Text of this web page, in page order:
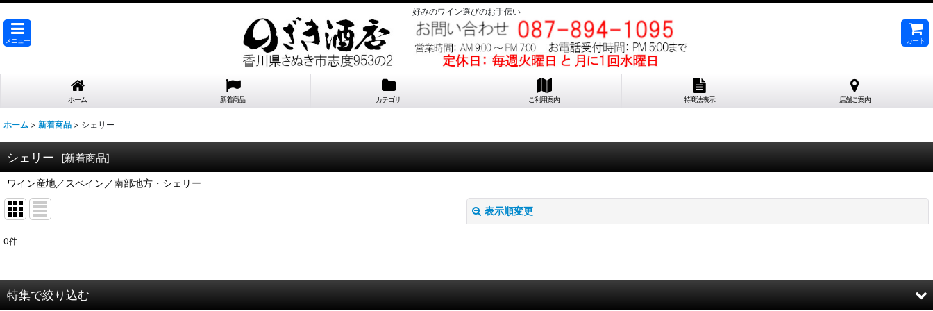
好みのワイン選びのお手伝い
メニュー カート
ホーム 新着商品 カテゴリ ご利用案内 特商法表示 店舗ご案内
ホーム > 新着商品 > シェリー
シェリー [新着商品]
ワイン産地／スペイン／南部地方・シェリー
表示順変更
在庫あり
0件
特集で絞り込む